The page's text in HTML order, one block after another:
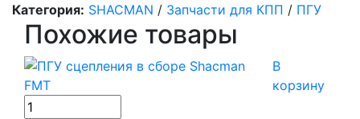
Категория: SHACMAN / Запчасти для КПП / ПГУ
Похожие товары
В
корзину